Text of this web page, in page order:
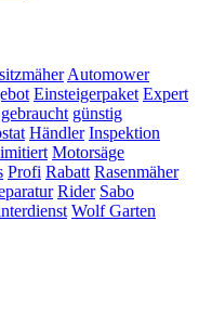
Automower
Einsteigerpaket Expert
gebraucht günstig
Händler Inspektion
Motorsäge
Profi Rabatt Rasenmäher
Rider Sabo
Wolf Garten